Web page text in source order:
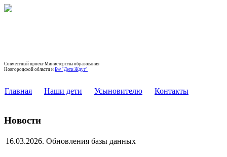
Совместный проект Министерства образования
Новгородской области и БФ "Дети Ждут"
Главная Наши дети Усыновителю Контакты
Новости
16.03.2026. Обновления базы данных